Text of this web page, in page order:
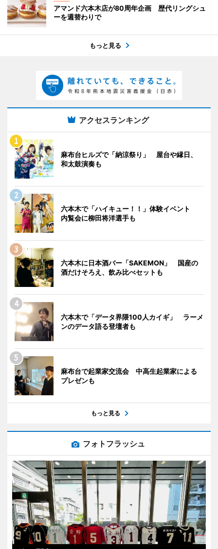
アマンド六本木店が80周年企画 歴代リングシュ
ーを週替わりで
もっと見る
アクセスランキング
麻布台ヒルズで「納涼祭り」 屋台や縁日、
和太鼓演奏も
六本木で「ハイキュー！！」体験イベント
内覧会に柳田将洋選手も
六本木に日本酒バー「SAKEMON」 国産の
酒だけそろえ、飲み比べセットも
六本木で「データ界隈100人カイギ」 ラーメ
ンのデータ語る登壇者も
麻布台で起業家交流会 中高生起業家による
プレゼンも
もっと見る
フォトフラッシュ